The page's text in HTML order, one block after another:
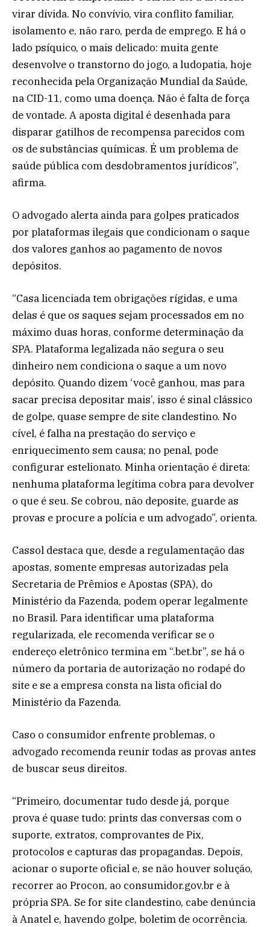
virar dívida. No convívio, vira conflito familiar,
isolamento e, não raro, perda de emprego. E há o
lado psíquico, o mais delicado: muita gente
desenvolve o transtorno do jogo, a ludopatia, hoje
reconhecida pela Organização Mundial da Saúde,
na CID-11, como uma doença. Não é falta de força
de vontade. A aposta digital é desenhada para
disparar gatilhos de recompensa parecidos com
os de substâncias químicas. É um problema de
saúde pública com desdobramentos jurídicos”,
afirma.
O advogado alerta ainda para golpes praticados
por plataformas ilegais que condicionam o saque
dos valores ganhos ao pagamento de novos
depósitos.
“Casa licenciada tem obrigações rígidas, e uma
delas é que os saques sejam processados em no
máximo duas horas, conforme determinação da
SPA. Plataforma legalizada não segura o seu
dinheiro nem condiciona o saque a um novo
depósito. Quando dizem ‘você ganhou, mas para
sacar precisa depositar mais’, isso é sinal clássico
de golpe, quase sempre de site clandestino. No
cível, é falha na prestação do serviço e
enriquecimento sem causa; no penal, pode
configurar estelionato. Minha orientação é direta:
nenhuma plataforma legítima cobra para devolver
o que é seu. Se cobrou, não deposite, guarde as
provas e procure a polícia e um advogado”, orienta.
Cassol destaca que, desde a regulamentação das
apostas, somente empresas autorizadas pela
Secretaria de Prêmios e Apostas (SPA), do
Ministério da Fazenda, podem operar legalmente
no Brasil. Para identificar uma plataforma
regularizada, ele recomenda verificar se o
endereço eletrônico termina em “.bet.br”, se há o
número da portaria de autorização no rodapé do
site e se a empresa consta na lista oficial do
Ministério da Fazenda.
Caso o consumidor enfrente problemas, o
advogado recomenda reunir todas as provas antes
de buscar seus direitos.
“Primeiro, documentar tudo desde já, porque
prova é quase tudo: prints das conversas com o
suporte, extratos, comprovantes de Pix,
protocolos e capturas das propagandas. Depois,
acionar o suporte oficial e, se não houver solução,
recorrer ao Procon, ao consumidor.gov.br e à
própria SPA. Se for site clandestino, cabe denúncia
à Anatel e, havendo golpe, boletim de ocorrência.